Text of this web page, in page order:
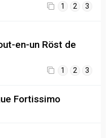
1 2 3
en-un Röst de
1 2 3
Fortissimo